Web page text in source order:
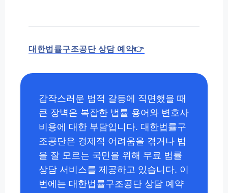
대한법률구조공단 상담 예약👉
갑작스러운 법적 갈등에 직면했을 때
큰 장벽은 복잡한 법률 용어와 변호사
비용에 대한 부담입니다. 대한법률구
조공단은 경제적 어려움을 겪거나 법
을 잘 모르는 국민을 위해 무료 법률
상담 서비스를 제공하고 있습니다. 이
번에는 대한법률구조공단 상담 예약